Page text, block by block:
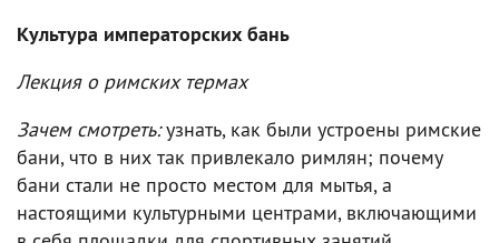
Культура императорских бань
Лекция о римских термах
Зачем смотреть:узнать, как были устроены римские
бани, что в них так привлекало римлян; почему
бани стали не просто местом для мытья, а
настоящими культурными центрами, включающими